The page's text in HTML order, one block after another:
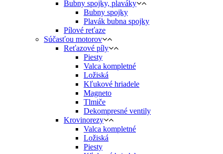
Bubny spojky, plaváky
Bubny spojky
Plavák bubna spojky
Pílové reťaze
Súčasťou motorov
Reťazové píly
Piesty
Valca kompletné
Ložiská
Kľukové hriadele
Magneto
Tlmiče
Dekompresné ventily
Krovinorezy
Valca kompletné
Ložiská
Piesty